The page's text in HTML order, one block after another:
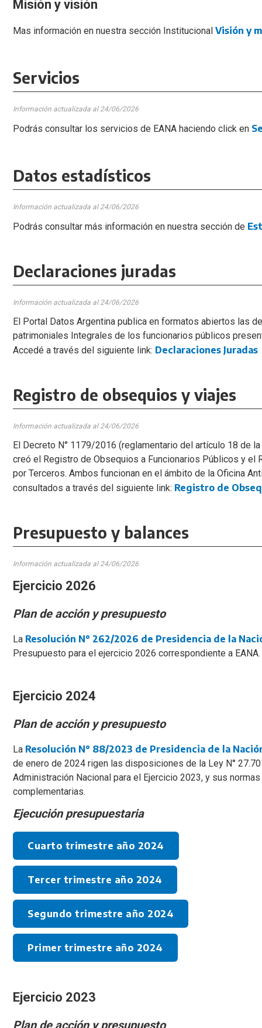
Misión y visión
Mas información en nuestra sección InstitucionalVisión y
Servicios
Información actualizada al 24/06/2026
Podrás consultar los servicios de EANA haciendo click en
Datos estadísticos
Información actualizada al 24/06/2026
Podrás consultar más información en nuestra sección de
Declaraciones juradas
Información actualizada al 24/06/2026
El Portal Datos Argentina publica en formatos abiertos las
patrimoniales Integrales de los funcionarios públicos
Accedé a través del siguiente link: Declaraciones Juradas
Registro de obsequios y viajes
Información actualizada al 24/06/2026
El Decreto N° 1179/2016 (reglamentario del artículo 18 de
creó el Registro de Obsequios a Funcionarios Públicos y el
por Terceros. Ambos funcionan en el ámbito de la Oficina
consultados a través del siguiente link: Registro de
Presupuesto y balances
Información actualizada al 24/06/2026
Ejercicio 2026
Plan de acción y presupuesto
La Resolución N° 262/2026 de Presidencia de la
Presupuesto para el ejercicio 2026 correspondiente a EANA.
Ejercicio 2024
Plan de acción y presupuesto
La Resolución N° 88/2023 de Presidencia de la
de enero de 2024 rigen las disposiciones de la Ley N°
Administración Nacional para el Ejercicio 2023, y sus
complementarias.
Ejecución presupuestaria
Cuarto trimestre año 2024
Tercer trimestre año 2024
Segundo trimestre año 2024
Primer trimestre año 2024
Ejercicio 2023
Plan de acción y presupuesto